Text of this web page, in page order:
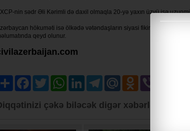
nin sədr Əli Kərimli də daxil olmaqla 20-yə yaxın üzvü isə
hökuməti isə ölkədə vətəndaşların siyasi fikir və ya
qeyd olunur.
Share FacebookTwitter WhatsAppLinkedInTelegramMail.Ru Odnoklassniki
çəkə biləcək digər xəbərlər